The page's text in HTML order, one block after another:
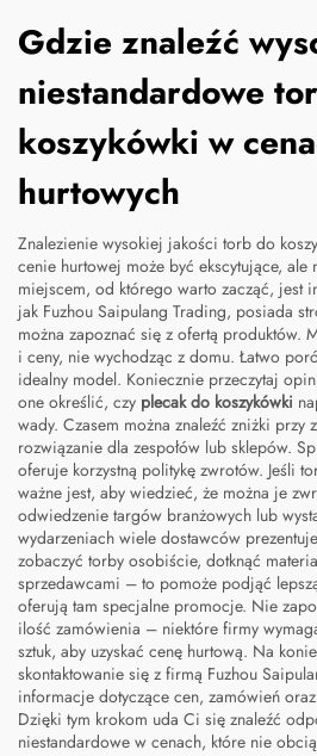
Gdzie znaleźć
niestandardowe
koszykówki w
hurtowych
Znalezienie wysokiej jakości torb do
cenie hurtowej może być ekscytujące, ale
miejscem, od którego warto zacząć, jest
jak Fuzhou Saipulang Trading, posiada
można zapoznać się z ofertą produktów.
i ceny, nie wychodząc z domu. Łatwo
idealny model. Koniecznie przeczytaj
one określić, czy plecak do koszykówki
wady. Czasem można znaleźć zniżki
rozwiązanie dla zespołów lub sklepów.
oferuje korzystną politykę zwrotów. Jeśli
ważne jest, aby wiedzieć, że można je
odwiedzenie targów branżowych lub
wydarzeniach wiele dostawców
zobaczyć torby osobiście, dotknąć
sprzedawcami – to pomoże podjąć
oferują tam specjalne promocje. Nie
ilość zamówienia – niektóre firmy
sztuk, aby uzyskać cenę hurtową. Na
skontaktowanie się z firmą Fuzhou
informacje dotyczące cen, zamówień
Dzięki tym krokom uda Ci się znaleźć
niestandardowe w cenach, które nie